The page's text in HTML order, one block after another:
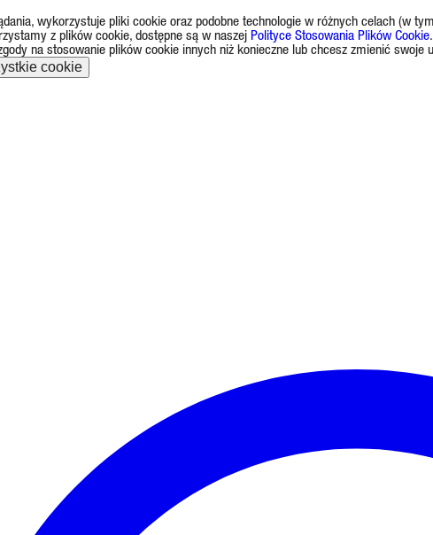
wykorzystuje pliki cookie oraz podobne technologie w różnych celach (w
z plików cookie, dostępne są w naszej Polityce Stosowania Plików Cookie
na stosowanie plików cookie innych niż konieczne lub chcesz zmienić
cookie